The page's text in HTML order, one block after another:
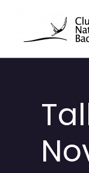
contingut